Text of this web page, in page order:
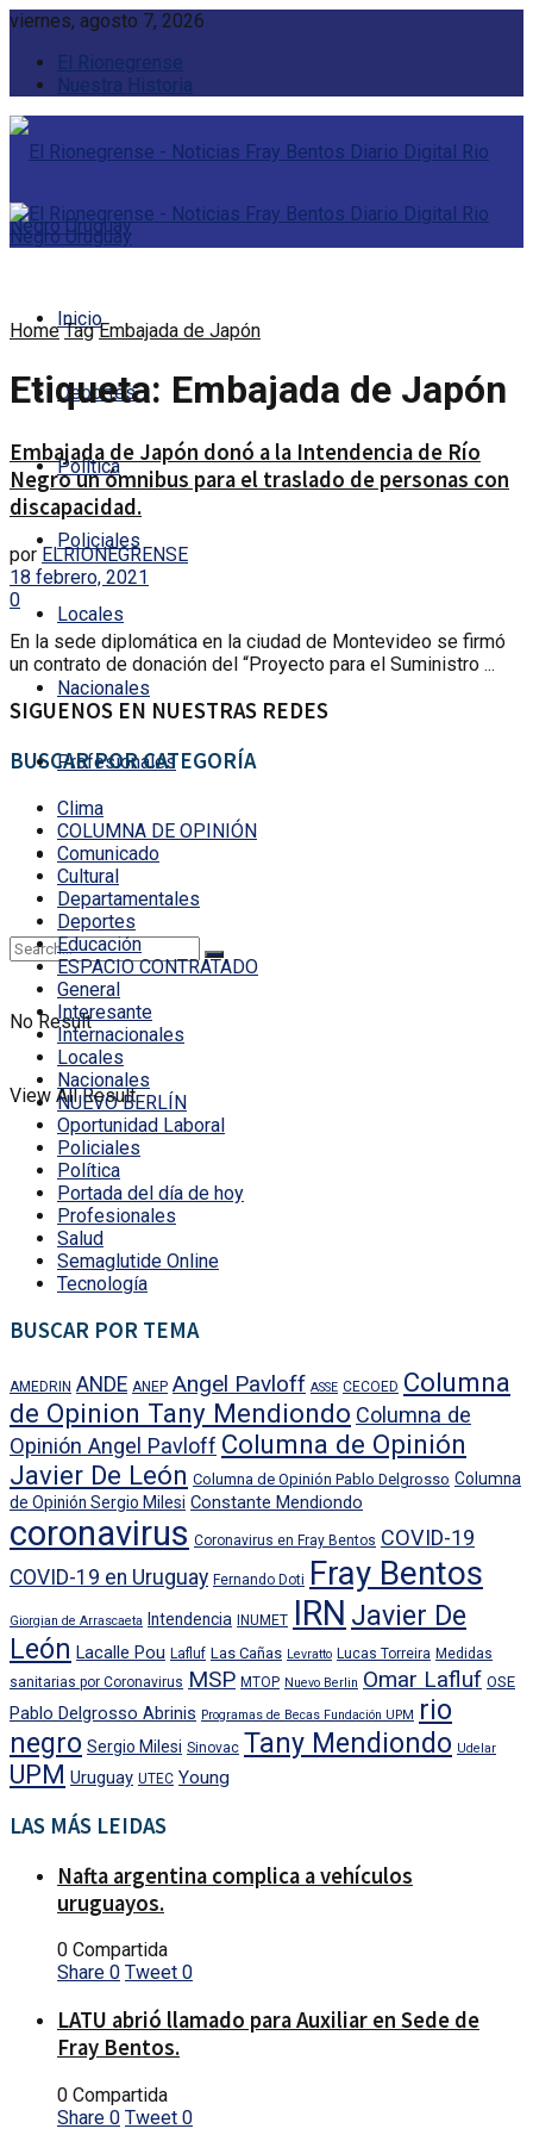
viernes, agosto 7, 2026
El Rionegrense
Nuestra Historia
Inicio
Deportes
Política
Policiales
Locales
Nacionales
Profesionales
No Result
View All Result
Home Tag Embajada de Japón
Etiqueta: Embajada de Japón
Embajada de Japón donó a la Intendencia de Río
Negro un ómnibus para el traslado de personas con
discapacidad.
por ELRIONEGRENSE
18 febrero, 2021
0
En la sede diplomática en la ciudad de Montevideo se firmó
un contrato de donación del “Proyecto para el Suministro ...
SIGUENOS EN NUESTRAS REDES
BUSCAR POR CATEGORÍA
Clima
COLUMNA DE OPINIÓN
Comunicado
Cultural
Departamentales
Deportes
Educación
ESPACIO CONTRATADO
General
Interesante
Internacionales
Locales
Nacionales
NUEVO BERLÍN
Oportunidad Laboral
Policiales
Política
Portada del día de hoy
Profesionales
Salud
Semaglutide Online
Tecnología
BUSCAR POR TEMA
AMEDRIN ANDE ANEP Angel Pavloff ASSE CECOED Columna
de Opinion Tany Mendiondo Columna de
Opinión Angel Pavloff Columna de Opinión
Javier De León Columna de Opinión Pablo Delgrosso Columna
de Opinión Sergio Milesi Constante Mendiondo
coronavirus Coronavirus en Fray Bentos COVID-19
COVID-19 en Uruguay Fernando Doti Fray Bentos
Giorgian de Arrascaeta Intendencia INUMET IRN Javier De
León Lacalle Pou Lafluf Las Cañas Levratto Lucas Torreira Medidas
sanitarias por Coronavirus MSP MTOP Nuevo Berlin Omar Lafluf OSE
Pablo Delgrosso Abrinis Programas de Becas Fundación UPM
rio
negro Sergio Milesi Sinovac Tany Mendiondo Udelar
UPM Uruguay UTEC Young
LAS MÁS LEIDAS
Nafta argentina complica a vehículos
uruguayos.
0 Compartida
Share 0 Tweet 0
LATU abrió llamado para Auxiliar en Sede de
Fray Bentos.
0 Compartida
Share 0 Tweet 0